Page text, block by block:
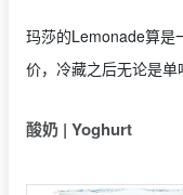
玛莎的Lemonade算是
价，冷藏之后无论是单
酸奶 | Yoghurt